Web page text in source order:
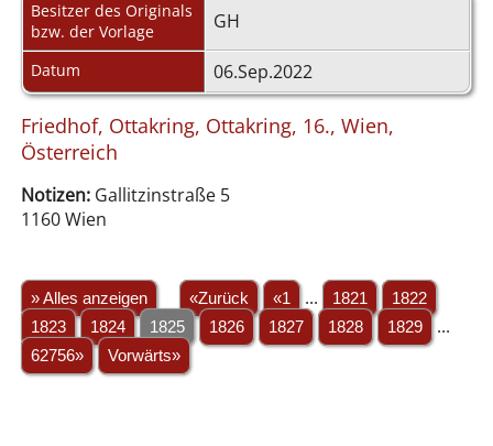
Besitzer des Originals
bzw. der Vorlage
GH
Datum 06.Sep.2022
Friedhof, Ottakring, Ottakring, 16., Wien,
Österreich
Notizen:Gallitzinstraße 5
1160 Wien
» Alles anzeigen «Zurück «1 ... 1821
1822
1823
1824 1825 1826 1827 1828 1829
...
62756»
Vorwärts»